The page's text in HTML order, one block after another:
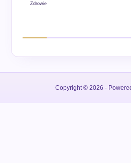
Zdrowie
Copyright © 2026 -